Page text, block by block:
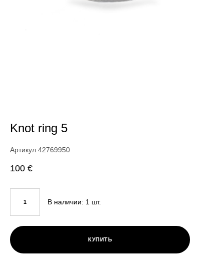
Knot ring 5
Артикул 42769950
100 €
В наличии: 1 шт.
КУПИТЬ